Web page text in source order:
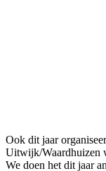
Ook dit jaar
Uitwijk/Waardhuizen
We doen het dit jaar